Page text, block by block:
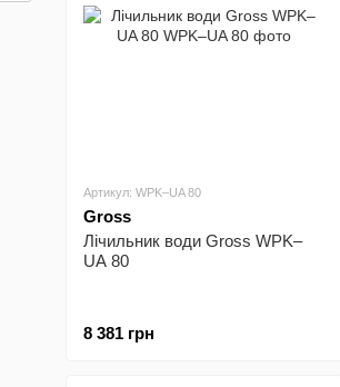
Артикул: WPK–UA 80
Gross
Лічильник води Gross WPK–
UA 80
8 381 грн